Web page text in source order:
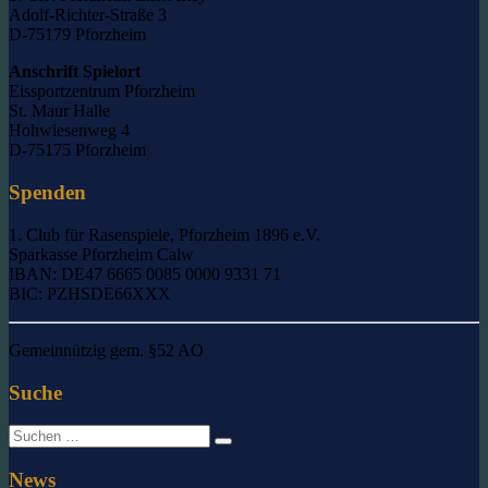
Adolf-Richter-Straße 3
D-75179 Pforzheim
Anschrift Spielort
Eissportzentrum Pforzheim
St. Maur Halle
Hohwiesenweg 4
D-75175 Pforzheim
Spenden
1. Club für Rasenspiele, Pforzheim 1896 e.V.
Sparkasse Pforzheim Calw
IBAN: DE47 6665 0085 0000 9331 71
BIC: PZHSDE66XXX
Gemeinnützig gem. §52 AO
Suche
Suche
nach:
News